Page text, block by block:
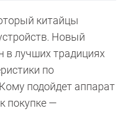
китайцы
Новый
в лучших традициях
по
подойдет аппарат
покупке —